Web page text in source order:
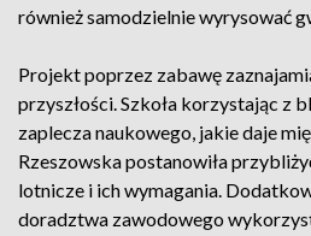
również samodzielnie wyrysować
Projekt poprzez zabawę
przyszłości. Szkoła korzystając z
zaplecza naukowego, jakie daje
Rzeszowska postanowiła
lotnicze i ich wymagania.
doradztwa zawodowego